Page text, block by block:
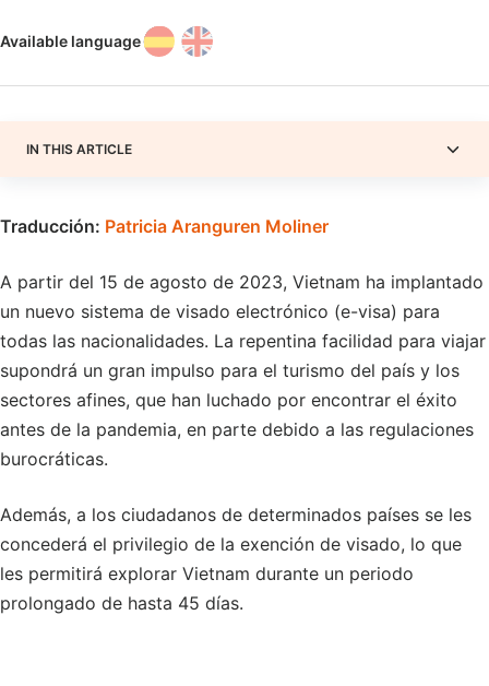
Available language
IN THIS ARTICLE
Traducción: Patricia Aranguren Moliner
A partir del 15 de agosto de 2023, Vietnam ha implantado
un nuevo sistema de visado electrónico (e-visa) para
todas las nacionalidades. La repentina facilidad para viajar
supondrá un gran impulso para el turismo del país y los
sectores afines, que han luchado por encontrar el éxito
antes de la pandemia, en parte debido a las regulaciones
burocráticas.
Además, a los ciudadanos de determinados países se les
concederá el privilegio de la exención de visado, lo que
les permitirá explorar Vietnam durante un periodo
prolongado de hasta 45 días.